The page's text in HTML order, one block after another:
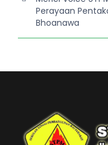
Perayaan
Bhoanawa